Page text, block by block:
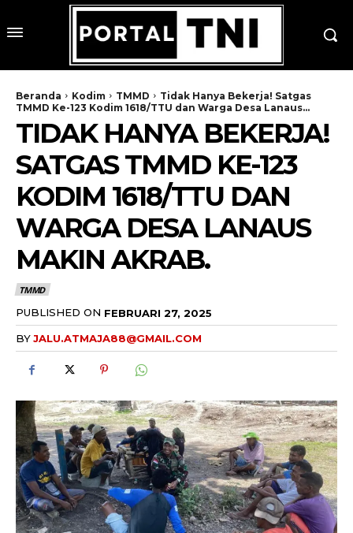
Beranda Kodim TMMD
Tidak Hanya Bekerja! Satgas
TMMD Ke-123 Kodim 1618/TTU dan Warga Desa Lanaus...
TIDAK HANYA BEKERJA!
SATGAS TMMD KE-123
KODIM 1618/TTU DAN
WARGA DESA LANAUS
MAKIN AKRAB.
TMMD
PUBLISHED ON FEBRUARI 27, 2025
BYJALU.ATMAJA88@GMAIL.COM